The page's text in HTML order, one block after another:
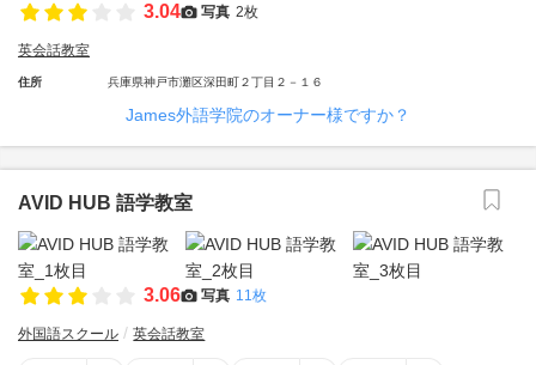
3.04 写真 2枚
英会話教室
住所 兵庫県神戸市灘区深田町２丁目２－１６
James外語学院のオーナー様ですか？
AVID HUB 語学教室
3.06 写真 11枚
外国語スクール 英会話教室